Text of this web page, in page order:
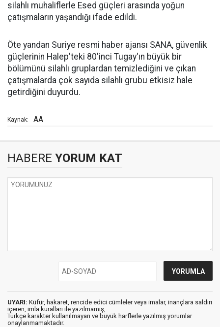
silahlı muhaliflerle Esed güçleri arasında yoğun
çatışmaların yaşandığı ifade edildi.
Öte yandan Suriye resmi haber ajansı SANA, güvenlik
güçlerinin Halep'teki 80'inci Tugay'ın büyük bir
bölümünü silahlı gruplardan temizlediğini ve çıkan
çatışmalarda çok sayıda silahlı grubu etkisiz hale
getirdiğini duyurdu.
Kaynak: AA
HABERE YORUM KAT
UYARI: Küfür, hakaret, rencide edici cümleler veya imalar, inançlara saldırı
içeren, imla kuralları ile yazılmamış,
Türkçe karakter kullanılmayan ve büyük harflerle yazılmış yorumlar
onaylanmamaktadır.